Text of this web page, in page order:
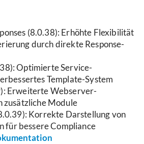
(8.0.38): Erhöhte Flexibilität
durch direkte Response-
Optimierte Service-
Template-System
Erweiterte Webserver-
zusätzliche Module
Korrekte Darstellung von
für bessere Compliance